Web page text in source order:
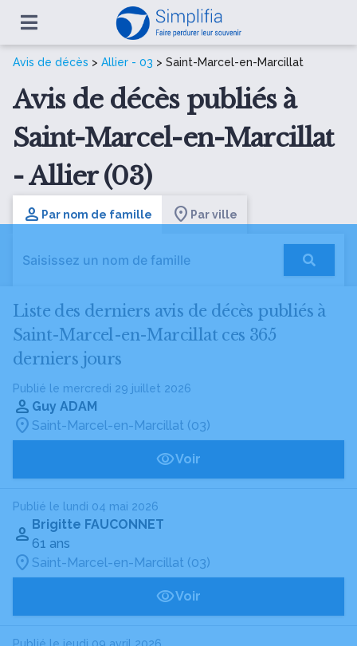
Avis de décès > Allier - 03 > Saint-Marcel-en-Marcillat
Avis de décès publiés à
Saint-Marcel-en-Marcillat
- Allier (03)
Par nom de famille Par ville
Liste des derniers avis de décès publiés à
Saint-Marcel-en-Marcillat ces 365
derniers jours
Publié le mercredi 29 juillet 2026
Guy ADAM
Saint-Marcel-en-Marcillat (03)
Voir
Publié le lundi 04 mai 2026
Brigitte FAUCONNET
61 ans
Saint-Marcel-en-Marcillat (03)
Voir